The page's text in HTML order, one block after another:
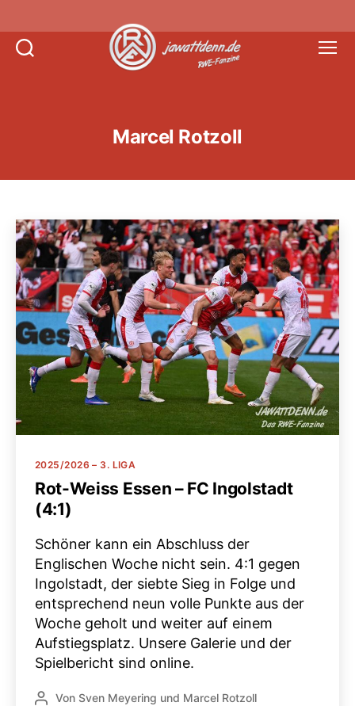
Marcel Rotzoll
Kategorien
2025/2026 – 3. LIGA
Rot-Weiss Essen – FC Ingolstadt
(4:1)
Schöner kann ein Abschluss der
Englischen Woche nicht sein. 4:1 gegen
Ingolstadt, der siebte Sieg in Folge und
entsprechend neun volle Punkte aus der
Woche geholt und weiter auf einem
Aufstiegsplatz. Unsere Galerie und der
Spielbericht sind online.
Beitragsautor
Von Sven Meyering und Marcel Rotzoll